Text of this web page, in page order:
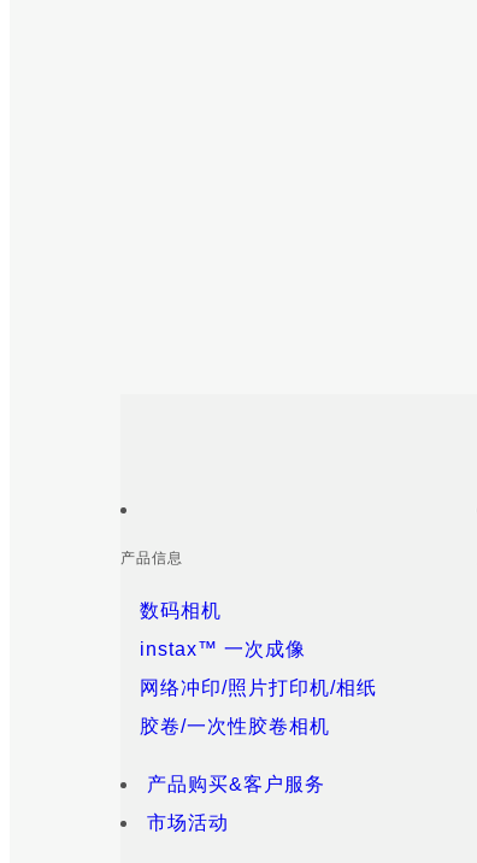
Footer
Sitemap
产品信息
数码相机
instax™ 一次成像
网络冲印/照片打印机/相纸
胶卷/一次性胶卷相机
产品购买&客户服务
市场活动